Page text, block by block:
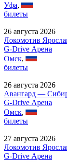
Уфа,
билеты
26 августа 2026
Локомотив
G-Drive Арена
Омск,
билеты
26 августа 2026
Авангард —
G-Drive Арена
Омск,
билеты
27 августа 2026
Локомотив
G-Drive Арена